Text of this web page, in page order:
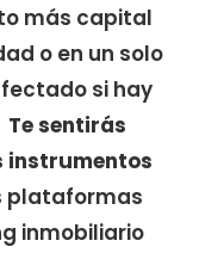
más capital
o en un solo
si hay
Te sentirás
instrumentos
plataformas
inmobiliario